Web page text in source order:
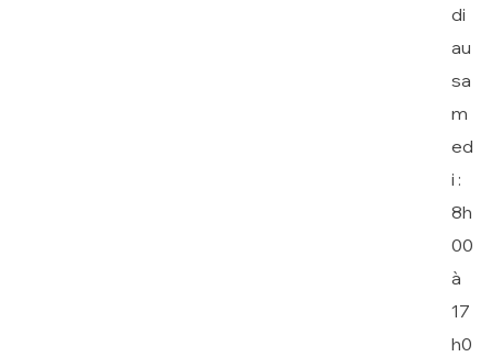
di
au
sa
m
ed
i :
8h
00
à
17
h0